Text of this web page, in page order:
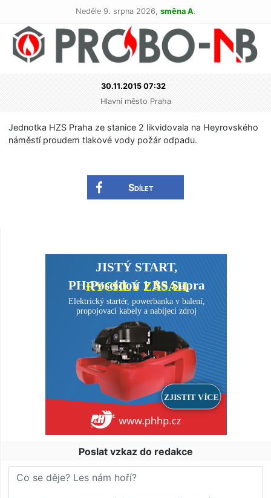
Neděle 9. srpna 2026, směna A.
30.11.2015 07:32
Hlavní město Praha
Jednotka HZS Praha ze stanice 2 likvidovala na Heyrovského
náměstí proudem tlakové vody požár odpadu.
Sdílet
Poslat vzkaz do redakce